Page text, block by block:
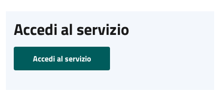
Accedi al servizio
Accedi al servizio